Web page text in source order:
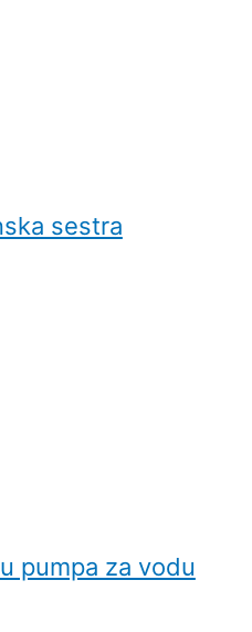
sestra
pumpa za vodu